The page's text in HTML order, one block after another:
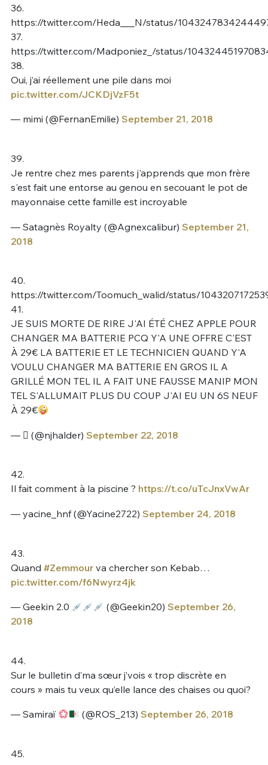
36.
https://twitter.com/Heda___N/status/
37.
https://twitter.com/Madponiez_/status/
38.
Oui, j’ai réellement une pile dans moi
pic.twitter.com/JCKDjVzF5t
— mimi (@FernanEmilie) September 21, 2018
39.
Je rentre chez mes parents j'apprends que mon frère
s'est fait une entorse au genou en secouant le pot de
mayonnaise cette famille est incroyable
— Satagnès Royalty (@Agnexcalibur) September 21,
2018
40.
https://twitter.com/Toomuch_walid/status/
41.
JE SUIS MORTE DE RIRE J'AI ÉTÉ CHEZ APPLE POUR
CHANGER MA BATTERIE PCQ Y'A UNE OFFRE C'EST
À 29€ LA BATTERIE ET LE TECHNICIEN QUAND Y'A
VOULU CHANGER MA BATTERIE EN GROS IL A
GRILLÉ MON TEL IL A FAIT UNE FAUSSE MANIP MON
TEL S'ALLUMAIT PLUS DU COUP J'AI EU UN 6S NEUF
À 29€
— ‏ً (@njhalder) September 22, 2018
42.
Il fait comment à la piscine ? https://t.co/uTcJnxVwAr
— yacine_hnf (@Yacine2722) September 24, 2018
43.
Quand #Zemmourva chercher son Kebab…
pic.twitter.com/f6Nwyrz4jk
— Geekin 2.0 (@Geekin20) September 26,
2018
44.
Sur le bulletin d’ma sœur j’vois « trop discrète en
cours » mais tu veux qu’elle lance des chaises ou quoi?
— Samiraï (@ROS_213) September 26, 2018
45.